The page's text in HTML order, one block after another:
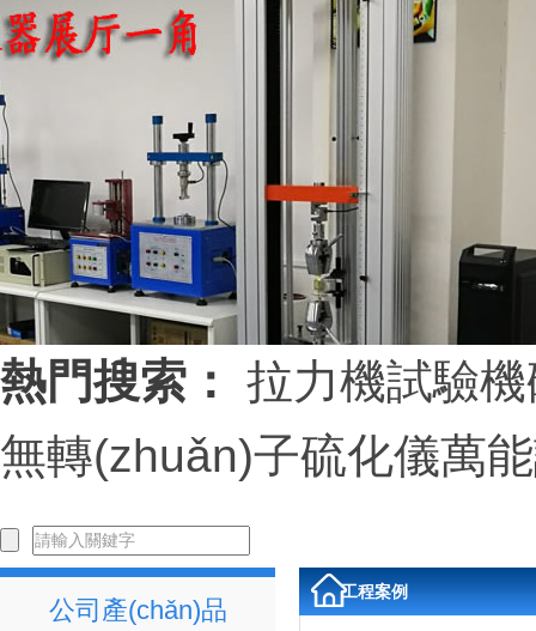
熱門搜索： 拉力機試驗機
無轉(zhuǎn)子硫化儀萬
公司產(chǎn)品
工程案例